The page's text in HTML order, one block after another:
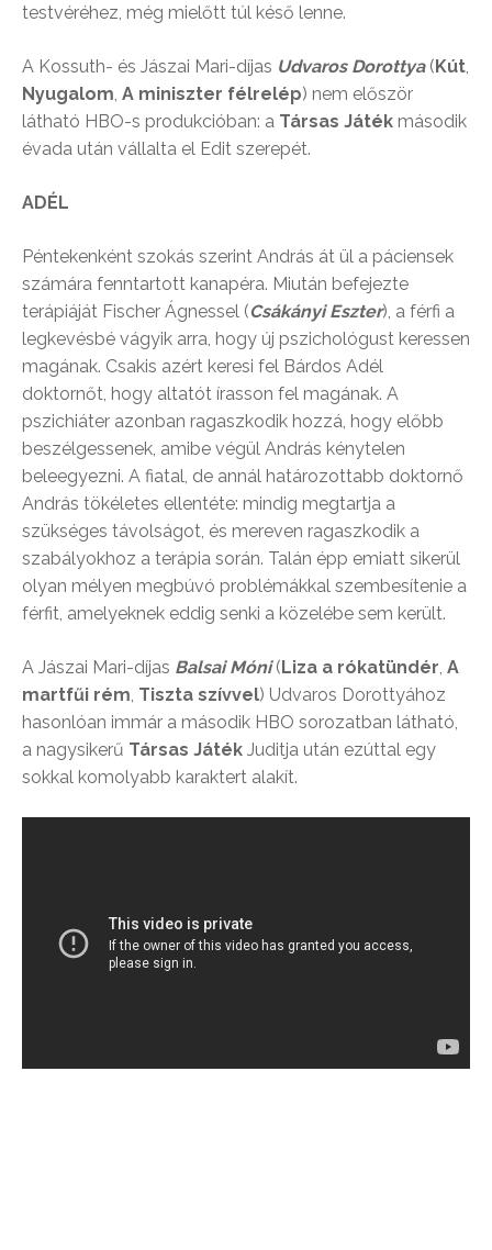
testvéréhez, még mielőtt túl késő lenne.
A Kossuth- és Jászai Mari-díjas Udvaros Dorottya(Kút,
Nyugalom, A miniszter félrelép) nem először
látható HBO-s produkcióban: a Társas Játék második
évada után vállalta el Edit szerepét.
ADÉL
Péntekenként szokás szerint András át ül a páciensek
számára fenntartott kanapéra. Miután befejezte
terápiáját Fischer Ágnessel (Csákányi Eszter), a férfi a
legkevésbé vágyik arra, hogy új pszichológust keressen
magának. Csakis azért keresi fel Bárdos Adél
doktornőt, hogy altatót írasson fel magának. A
pszichiáter azonban ragaszkodik hozzá, hogy előbb
beszélgessenek, amibe végül András kénytelen
beleegyezni. A fiatal, de annál határozottabb doktornő
András tökéletes ellentéte: mindig megtartja a
szükséges távolságot, és mereven ragaszkodik a
szabályokhoz a terápia során. Talán épp emiatt sikerül
olyan mélyen megbúvó problémákkal szembesítenie a
férfit, amelyeknek eddig senki a közelébe sem került.
A Jászai Mari-díjas Balsai Móni(Liza a rókatündér, A
martfűi rém, Tiszta szívvel) Udvaros Dorottyához
hasonlóan immár a második HBO sorozatban látható,
a nagysikerű Társas Játék Juditja után ezúttal egy
sokkal komolyabb karaktert alakít.